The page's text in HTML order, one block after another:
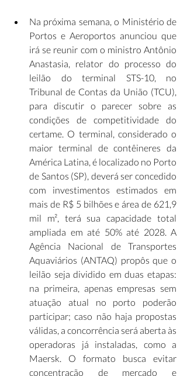
Na próxima semana, o Ministério de
Portos e Aeroportos anunciou que
irá se reunir com o ministro Antônio
Anastasia, relator do processo do
leilão do terminal STS-10, no
Tribunal de Contas da União (TCU),
para discutir o parecer sobre as
condições de competitividade do
certame. O terminal, considerado o
maior terminal de contêineres da
América Latina, é localizado no Porto
de Santos (SP), deverá ser concedido
com investimentos estimados em
mais de R$ 5 bilhões e área de 621,9
mil m², terá sua capacidade total
ampliada em até 50% até 2028. A
Agência Nacional de Transportes
Aquaviários (ANTAQ) propôs que o
leilão seja dividido em duas etapas:
na primeira, apenas empresas sem
atuação atual no porto poderão
participar; caso não haja propostas
válidas, a concorrência será aberta às
operadoras já instaladas, como a
Maersk. O formato busca evitar
concentração de mercado e